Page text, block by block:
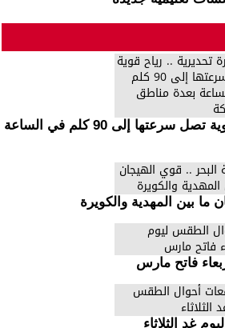
مدارس محمد الفاتح المغلقة في
تعليمية جديدة
ما بين المهدية والكويرة
فاتح مارس